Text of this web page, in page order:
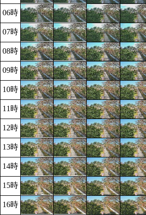
06時
07時
08時
09時
10時
11時
12時
13時
14時
15時
16時